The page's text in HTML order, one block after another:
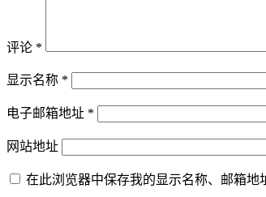
评论 *
显示名称 *
电子邮箱地址 *
网站地址
在此浏览器中保存我的显示名称、邮箱地